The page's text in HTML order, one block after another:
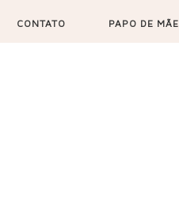
CONTATO PAPO DE MÃE